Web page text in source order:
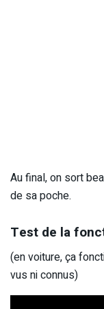
Au final, on sort
de sa poche.
Test de la
(en voiture, ça
vus ni connus)